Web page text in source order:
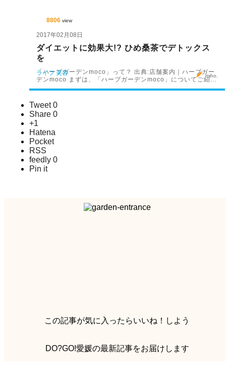
8806 view
2017年02月08日
ダイエットに効果大!? ひめ桑茶でデトックス
を
「ハーブガーデンmoco」って？ 出典:店舗案内｜ハーブガー
デンmoco まずは、「ハーブガーデンmoco」についてご紹…
ライフ 美容 miho.
Tweet0
Share 0
+1
Hatena
Pocket
RSS
feedly 0
Pin it
この記事が気に入ったらいいね！しよう
DO?GO!愛媛の最新記事をお届けします